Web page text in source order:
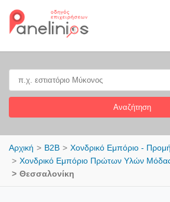
Αναζήτηση
Αρχική B2B
Χονδρικό Εμπόριο -
Χονδρικό Εμπόριο Πρώτων Υλών
Θεσσαλονίκη